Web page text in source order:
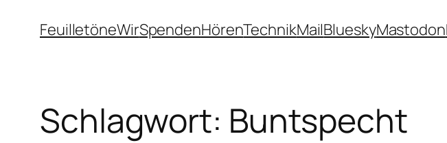
InhaltFeuilletöneWirSpendenHörenTechnikMailBlueskyMastodon
Schlagwort: Buntspecht